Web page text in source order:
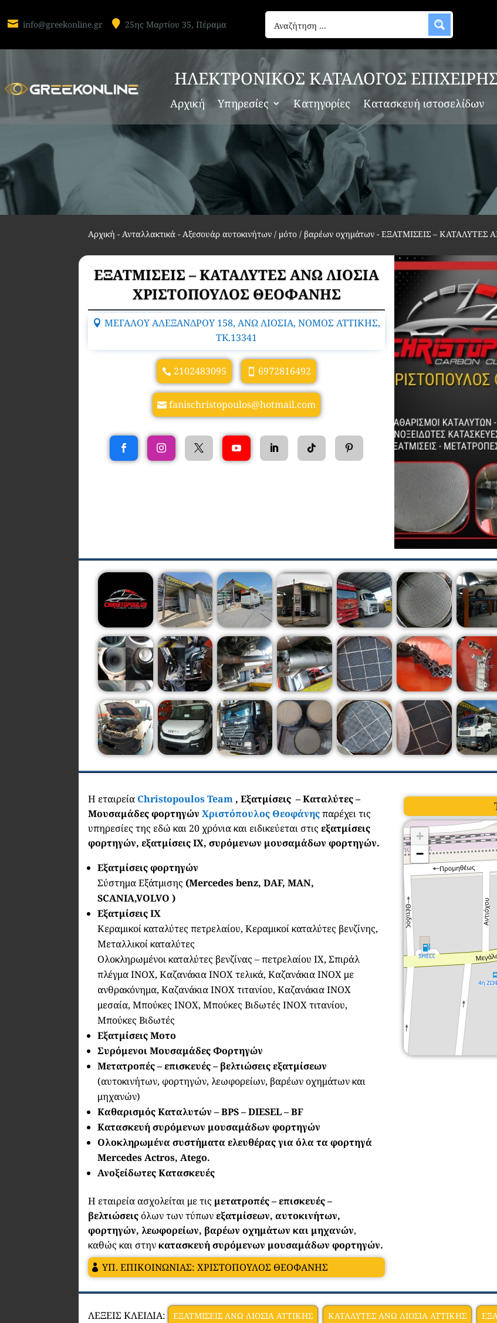
 info@greekonline.gr  25ης Μαρτίου 35, Πέραμα
ΗΛΕΚΤΡΟΝΙΚΟΣ ΚΑΤΑΛΟΓΟΣ
Αρχική Υπηρεσίες Κατηγορίες Κατασκευή ιστοσελίδων
Αρχική - Ανταλλακτικά - Αξεσουάρ αυτοκινήτων / μότο / βαρέων οχημάτων -ΕΞΑΤΜΙΣΕΙΣ – ΚΑΤΑΛΥΤΕΣ
ΕΞΑΤΜΙΣΕΙΣ – ΚΑΤΑΛΥΤΕΣ ΑΝΩ ΛΙΟΣΙΑ
ΧΡΙΣΤΟΠΟΥΛΟΣ ΘΕΟΦΑΝΗΣ
ΜΕΓΑΛΟΥ ΑΛΕΞΑΝΔΡΟΥ 158, ΑΝΩ ΛΙΟΣΙΑ, ΝΟΜΟΣ ΑΤΤΙΚΗΣ,
TK.13341
2102483095 6972816492
fanischristopoulos@hotmail.com
Η εταιρεία Christopoulos Team , Εξατμίσεις – Καταλύτες –
Μουσαμάδες φορτηγώνΧριστόπουλος Θεοφάνηςπαρέχει τις
υπηρεσίες της εδώ και 20 χρόνια και ειδικεύεται στιςεξατμίσεις
φορτηγών, εξατμίσεις ΙΧ, συρόμενων μουσαμάδων φορτηγών.
Εξατμίσεις φορτηγών
Σύστημα Εξάτμισης (Mercedes benz, DAF, MAN,
SCANIA,VOLVO )
Εξατμίσεις ΙΧ
Κεραμικοί καταλύτες πετρελαίου, Κεραμικοί καταλύτες βενζίνης,
Μεταλλικοί καταλύτες
Ολοκληρωμένοι καταλύτες βενζίνας – πετρελαίου ΙΧ, Σπιράλ
πλέγμα ΙΝΟΧ, Καζανάκια ΙΝΟΧ τελικά, Καζανάκια ΙΝΟΧ με
ανθρακόνημα, Καζανάκια ΙΝΟΧ τιτανίου, Καζανάκια ΙΝΟΧ
μεσαία, Μπούκες ΙΝΟΧ, Μπούκες Βιδωτές ΙΝΟΧ τιτανίου,
Μπούκες Βιδωτές
Εξατμίσεις Μοτο
Συρόμενοι Μουσαμάδες Φορτηγών
Μετατροπές – επισκευές – βελτιώσεις εξατμίσεων
(αυτοκινήτων, φορτηγών, λεωφορείων, βαρέων οχημάτων και
μηχανών)
Καθαρισμός Καταλυτών – BPS – DIESEL – BF
Κατασκευή συρόμενων μουσαμάδων φορτηγών
Ολοκληρωμένα συστήματα ελευθέρας για όλα τα φορτηγά
Mercedes Actros, Atego.
Ανοξείδωτες Κατασκευές
Η εταιρεία ασχολείται με τις μετατροπές – επισκευές –
βελτιώσειςόλων των τύπωνεξατμίσεων, αυτοκινήτων,
φορτηγών, λεωφορείων, βαρέων οχημάτων και μηχανών,
καθώς και στηνκατασκευή συρόμενων μουσαμάδων φορτηγών.
ΥΠ. ΕΠΙΚΟΙΝΩΝΙΑΣ: ΧΡΙΣΤΟΠΟΥΛΟΣ ΘΕΟΦΑΝΗΣ
+
−
ΛΕΞΕΙΣ ΚΛΕΙΔΙΑ: ΕΞΑΤΜΙΣΕΙΣ ΑΝΩ ΛΙΟΣΙΑ ΑΤΤΙΚΗΣ ΚΑΤΑΛΥΤΕΣ ΑΝΩ ΛΙΟΣΙΑ ΑΤΤΙΚΗΣ